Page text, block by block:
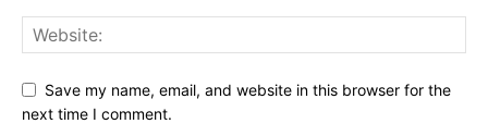
Save my name, email, and website in this browser for the
next time I comment.